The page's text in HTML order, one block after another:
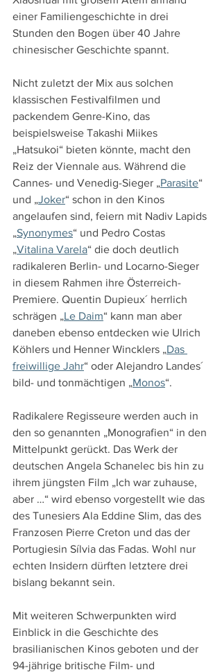
einer Familiengeschichte in drei
Stunden den Bogen über 40 Jahre
chinesischer Geschichte spannt.
Nicht zuletzt der Mix aus solchen
klassischen Festivalfilmen und
packendem Genre-Kino, das
beispielsweise Takashi Miikes
„Hatsukoi“ bieten könnte, macht den
Reiz der Viennale aus. Während die
Cannes- und Venedig-Sieger „Parasite“
und „Joker“ schon in den Kinos
angelaufen sind, feiern mit Nadiv Lapids
„Synonymes“ und Pedro Costas
„Vitalina Varela“ die doch deutlich
radikaleren Berlin- und Locarno-Sieger
in diesem Rahmen ihre Österreich-
Premiere. Quentin Dupieux´ herrlich
schrägen „Le Daim“ kann man aber
daneben ebenso entdecken wie Ulrich
Köhlers und Henner Wincklers „Das
freiwillige Jahr“ oder Alejandro Landes´
bild- und tonmächtigen „Monos“.
Radikalere Regisseure werden auch in
den so genannten „Monografien“ in den
Mittelpunkt gerückt. Das Werk der
deutschen Angela Schanelec bis hin zu
ihrem jüngsten Film „Ich war zuhause,
aber …“ wird ebenso vorgestellt wie das
des Tunesiers Ala Eddine Slim, das des
Franzosen Pierre Creton und das der
Portugiesin Sílvia das Fadas. Wohl nur
echten Insidern dürften letztere drei
bislang bekannt sein.
Mit weiteren Schwerpunkten wird
Einblick in die Geschichte des
brasilianischen Kinos geboten und der
94-jährige britische Film- und